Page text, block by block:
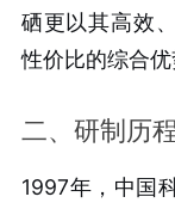
硒更以其高效
性价比的综合优
二、研制历
1997年，中国